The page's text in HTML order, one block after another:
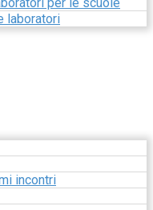
laboratori
incontri